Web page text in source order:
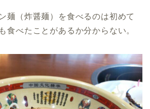
麺（炸醤麺）を食べるのは初めて
食べたことがあるか分からない。